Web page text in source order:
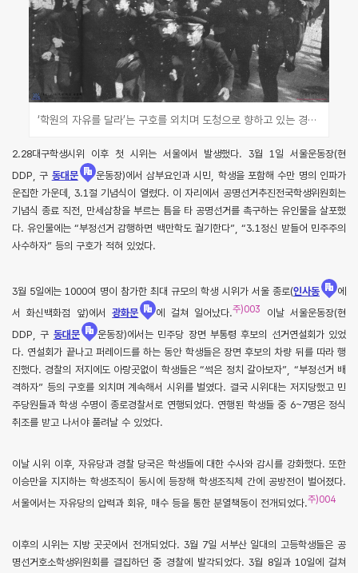
‘학원의 자유를 달라’는 구호를 외치며 도청으로 향하고 있는 경북고등학교 학생들(3.15의거기념사업회, 민주화운동기념사업회)
2.28대구학생시위 이후 첫 시위는 서울에서 발생했다. 3월 1일 서울운동장(현
DDP, 구 동대문
운동장)에서 삼부요인과 시민, 학생을 포함해 수만 명의 인파가
운집한 가운데, 3.1절 기념식이 열렸다. 이 자리에서 공명선거추진전국학생위원회는
기념식 종료 직전, 만세삼창을 부르는 틈을 타 공명선거를 촉구하는 유인물을 살포했
다. 유인물에는 “부정선거 감행하면 백만학도 궐기한다”, “3.1정신 받들어 민주주의
사수하자” 등의 구호가 적혀 있었다.
3월 5일에는 1000여 명이 참가한 최대 규모의 학생 시위가 서울 종로(인사동
에
서 화신백화점 앞)에서광화문 에 걸쳐 일어났다.주)003
이날 서울운동장(현
DDP, 구 동대문
운동장)에서는 민주당 장면 부통령 후보의 선거연설회가 있었
다. 연설회가 끝나고 퍼레이드를 하는 동안 학생들은 장면 후보의 차량 뒤를 따라 행
진했다. 경찰의 저지에도 아랑곳없이 학생들은 “썩은 정치 갈아보자”, “부정선거 배
격하자” 등의 구호를 외치며 계속해서 시위를 벌였다. 결국 시위대는 저지당했고 민
주당원들과 학생 수명이 종로경찰서로 연행되었다. 연행된 학생들 중 6~7명은 정식
취조를 받고 나서야 풀려날 수 있었다.
이날 시위 이후, 자유당과 경찰 당국은 학생들에 대한 수사와 감시를 강화했다. 또한
이승만을 지지하는 학생조직이 동시에 등장해 학생조직체 간에 공방전이 벌어졌다.
서울에서는 자유당의 압력과 회유, 매수 등을 통한 분열책동이 전개되었다.주)004
이후의 시위는 지방 곳곳에서 전개되었다. 3월 7일 서부산 일대의 고등학생들은 공
명선거호소학생위원회를 결집하던 중 경찰에 발각되었다. 3월 8일과 10일에 걸쳐